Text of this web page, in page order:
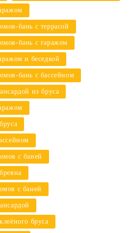
бань с террасой
бань с гаражом
и беседкой
бань с бассейном
из бруса
с баней
с баней
бруса